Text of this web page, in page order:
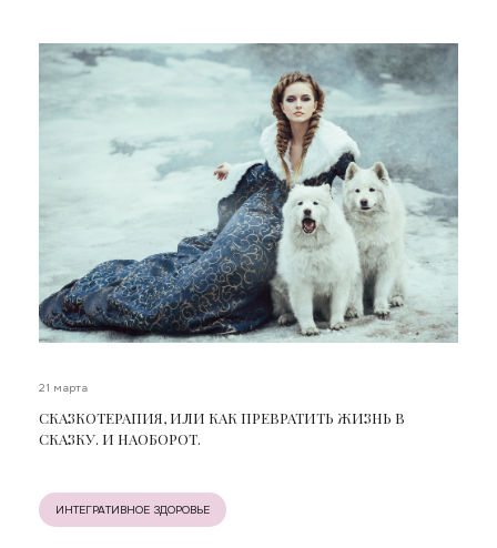
21 марта
СКАЗКОТЕРАПИЯ, ИЛИ КАК ПРЕВРАТИТЬ ЖИЗНЬ В
СКАЗКУ. И НАОБОРОТ.
ИНТЕГРАТИВНОЕ ЗДОРОВЬЕ